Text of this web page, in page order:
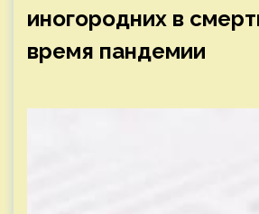
иногородних в
время пандемии